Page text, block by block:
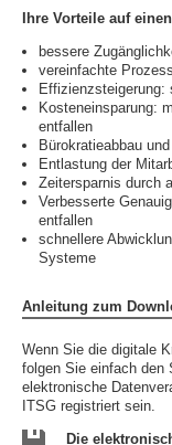
Ihre Vorteile auf
bessere
vereinfachte
Effizienzsteigerung:
Kosteneinsparung:
entfallen
Bürokratieabbau
Entlastung der
Zeitersparnis durch
Verbesserte
entfallen
schnellere
Systeme
Anleitung zum
Wenn Sie die digitale
folgen Sie einfach den
elektronische
ITSG registriert sein.
Die